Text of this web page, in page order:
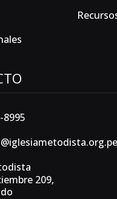
8995
209,